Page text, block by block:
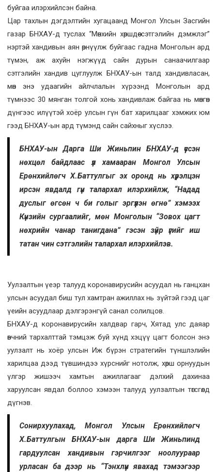
буйгаа илэрхийлсэн байна.
Цар тахлын дэгдэлтийн хугацаанд Монгол Улсын Засгийн
газар БНХАУ-д туслах “Мөнхийн хөршдөө сэтгэлийн дэмжлэг”
нэртэй хандивын аян өрнүүлж буйгаас гадна Монголын ард
түмэн, аж ахуйн нэгжүүд сайн дурын санаачилгаар
сэтгэлийн хандив цуглуулж БНХАУ-ын талд хандивласан,
мөн энэ удаагийн айлчлалын хүрээнд Монголын ард
түмнээс 30 мянган толгой хонь хандивлаж байгаа нь мөнгөн
дүнгээс илүүтэй хоёр улсын гүн бат харилцааг хэмжих юм
гээд БНХАУ-ын ард түмэнд сайн сайхныг хүслээ.
БНХАУ-ын Дарга Ши Жиньпин БНХАУ-д үүссэн
нөхцөл байдлаас үл хамааран Монгол Улсын
Ерөнхийлөгч Х.Баттулгыг эх оронд нь хүрэлцэн
ирсэн явдалд гүн талархал илэрхийлж, “Надад
дуслыг өгсөн ч би голыг эргүүлэн өгнө” хэмээх
Күнзийн сургаалийг, мөн Монголын “Зовох цагт
нөхрийн чанар танигдана” гэсэн зүйр үгийг иш
татан чин сэтгэлийн талархал илэрхийлэв.
Уулзалтын үеэр талууд коронавирусийн асуудал нь ганцхан
улсын асуудал биш тул хамтран ажиллах нь зүйтэй гээд цаг
үеийн асуудлаар дэлгэрэнгүй санал солилцов.
БНХАУ-д коронавирусийн халдвар гарч, Хятад улс даяар
өвчний тархалттай тэмцэж буй хүнд хэцүү цагт болсон энэ
уулзалт нь хоёр улсын Иж бүрэн стратегийн түншлэлийн
харилцаа дээд түвшиндээ хүрснийг нотолж, хөрш орнуудын
үлгэр жишээч хамтын ажиллагааг дэлхий дахинаа
харуулсан явдал боллоо хэмээн талууд уулзалтын төгсгөлд
дүгнэв.
Сонирхуулахад, Монгол Улсын Ерөнхийлөгч
Х.Баттулгын БНХАУ-ын дарга Ши Жиньпинд
гардуулсан хандивын гэрчилгээг ноолуураар
урласан ба дээр нь “Тэнхлүүн явахад тэмээгээр